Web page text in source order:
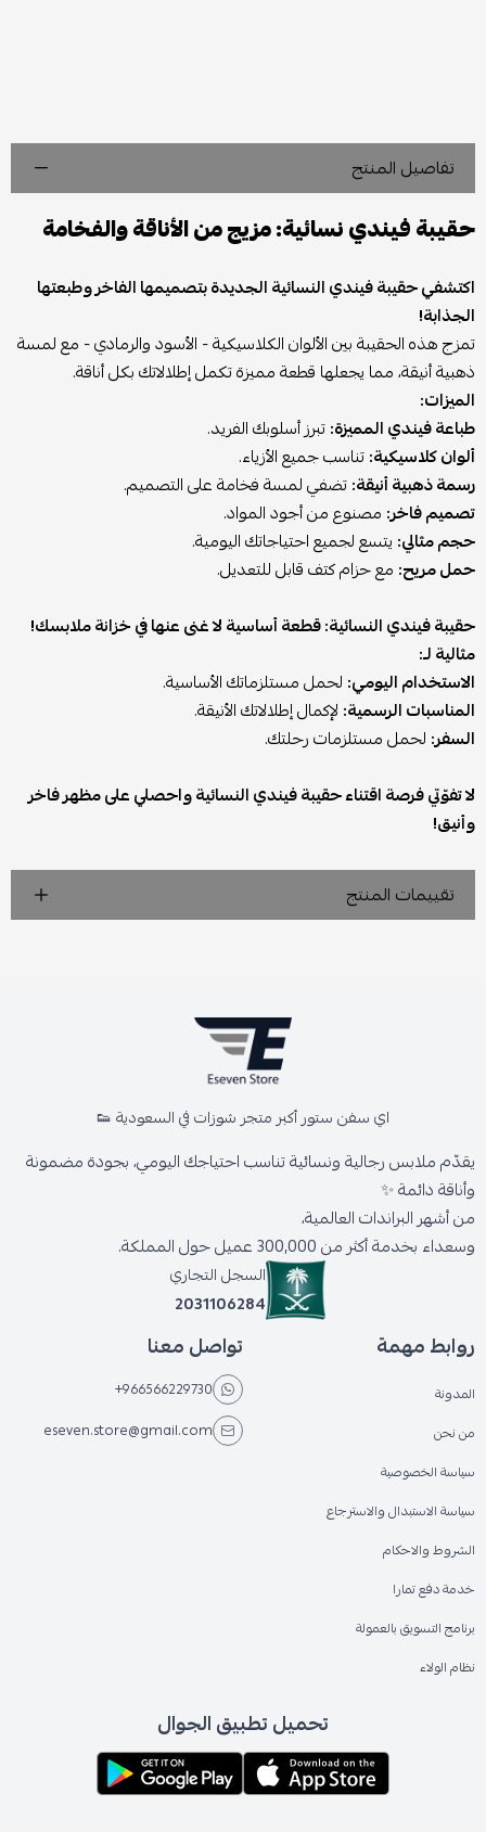
تفاصيل المنتج
حقيبة فيندي نسائية: مزيج من الأناقة والفخامة
اكتشفي حقيبة فيندي النسائية الجديدة بتصميمها الفاخر وطبعتها
الجذابة!
تمزج هذه الحقيبة بين الألوان الكلاسيكية - الأسود والرمادي - مع لمسة
ذهبية أنيقة، مما يجعلها قطعة مميزة تكمل إطلالاتك بكل أناقة.
الميزات:
طباعة فيندي المميزة:تبرز أسلوبك الفريد.
ألوان كلاسيكية:تناسب جميع الأزياء.
رسمة ذهبية أنيقة:تضفي لمسة فخامة على التصميم.
تصميم فاخر: مصنوع من أجود المواد.
حجم مثالي: يتسع لجميع احتياجاتك اليومية.
حمل مريح: مع حزام كتف قابل للتعديل.
حقيبة فيندي النسائية: قطعة أساسية لا غنى عنها في خزانة ملابسك!
مثالية لـ:
الاستخدام اليومي: لحمل مستلزماتك الأساسية.
المناسبات الرسمية: لإكمال إطلالاتك الأنيقة.
السفر: لحمل مستلزمات رحلتك.
لا تفوّتي فرصة اقتناء حقيبة فيندي النسائية واحصلي على مظهر فاخر
وأنيق!
تقييمات المنتج
اي سفن ستور أكبر متجر شوزات في السعودية 👟
يقدّم ملابس رجالية ونسائية تناسب احتياجك اليومي، بجودة مضمونة
وأناقة دائمة ✨
من أشهر البراندات العالمية،
وسعداء بخدمة أكثر من 300,000 عميل حول المملكة.
السجل التجاري
2031106284
روابط مهمة
المدونة
من نحن
سياسة الخصوصية
سياسة الاستبدال والاسترجاع
الشروط والاحكام
خدمة دفع تمارا
برنامج التسويق بالعمولة
نظام الولاء
تواصل معنا
+966566229730
eseven.store@gmail.com
تحميل تطبيق الجوال